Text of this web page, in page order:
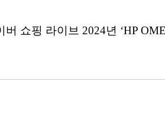
쇼핑 라이브 2024년 ‘HP